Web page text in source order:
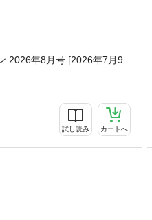
2026年8月号 [2026年7月9
試し読み カートへ